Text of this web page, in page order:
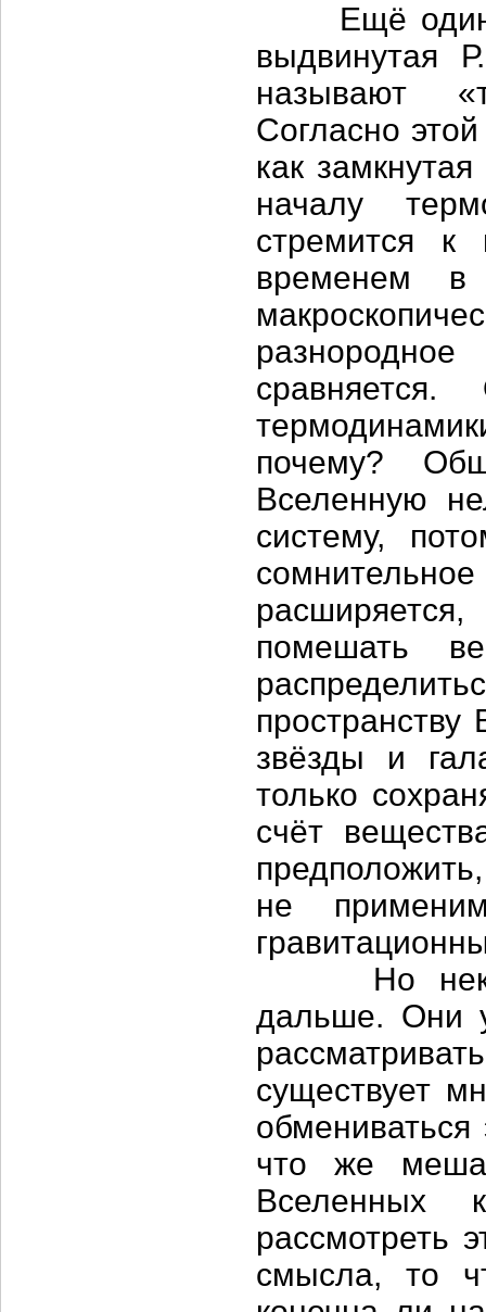
Ещё один
выдвинутая
называют
Согласно
как
началу
стремится к
временем в
почему?
Вселенную
систему,
помешать
звёзды и
только
счёт
не
Но
дальше. Они
существует
что же
Вселенных
рассмотреть
смысла, то